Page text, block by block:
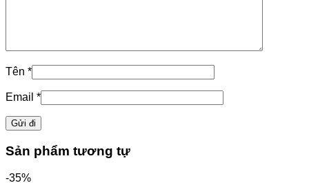
Tên *
Email *
Sản phẩm tương tự
-35%